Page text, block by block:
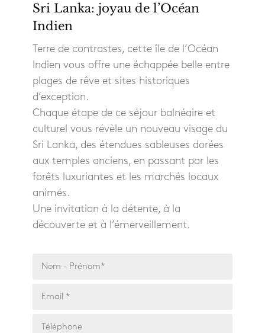
Sri Lanka: joyau de l’Océan
Indien
Terre de contrastes, cette île de l’Océan
Indien vous offre une échappée belle entre
plages de rêve et sites historiques
d’exception.
Chaque étape de ce séjour balnéaire et
culturel vous révèle un nouveau visage du
Sri Lanka, des étendues sableuses dorées
aux temples anciens, en passant par les
forêts luxuriantes et les marchés locaux
animés.
Une invitation à la détente, à la
découverte et à l’émerveillement.